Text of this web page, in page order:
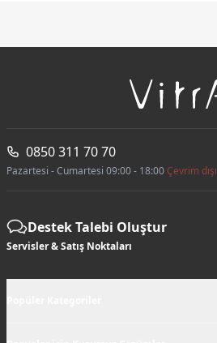
0850 311 70 70
Pazartesi - Cumartesi 09:00 - 18:00Çevrim dışı
Destek Talebi Oluştur
Servisler & Satış Noktaları